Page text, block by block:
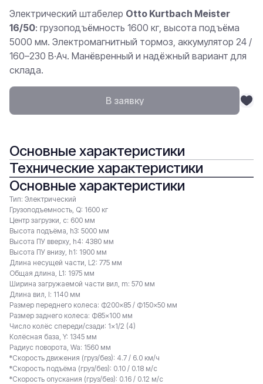
В заявку
Электрический штабелер Otto Kurtbach Meister
16/50: грузоподъёмность 1600 кг, высота подъёма
5000 мм. Электромагнитный тормоз, аккумулятор 24 /
160–230 В·Ач. Манёвренный и надёжный вариант для
склада.
Основные характеристики
Технические характеристики
Основные характеристики
Тип: Электрический
Грузоподъемность, Q: 1600 кг
Центр загрузки, c: 600 мм
Высота подъёма, h3: 5000 мм
Высота ПУ вверху, h4: 4380 мм
Высота ПУ внизу, h1: 1900 мм
Длина несущей части, L2: 775 мм
Общая длина, L1: 1975 мм
Ширина загружаемой части вил, m: 570 мм
Длина вил, l: 1140 мм
Размер переднего колеса: Ф200×85 / Ф150×50 мм
Размер заднего колеса: Ф85×100 мм
Число колёс спереди/сзади: 1×1/2 (4)
Колёсная база, Y: 1345 мм
Радиус поворота, Wa: 1560 мм
*Скорость движения (груз/без): 4.7 / 6.0 км/ч
*Скорость подъёма (груз/без): 0.10 / 0.18 м/с
*Скорость опускания (груз/без): 0.16 / 0.12 м/с